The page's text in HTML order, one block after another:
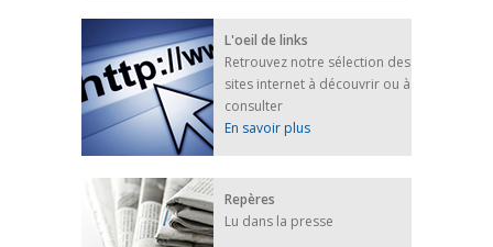
L'oeil de links
Retrouvez notre sélection des
sites internet à découvrir ou à
consulter
En savoir plus
Repères
Lu dans la presse